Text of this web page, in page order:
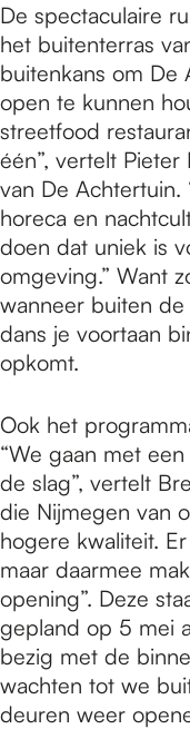
De spectaculaire
het buitenterras
buitenkans om De
open te kunnen
streetfood
één”, vertelt
van De
horeca en
doen dat uniek is
omgeving.” Want
wanneer buiten
dans je voortaan
opkomt.
Ook het
“We gaan met
de slag”, vertelt
die Nijmegen van
hogere kwaliteit.
maar daarmee
opening”. Deze
gepland op 5 mei
bezig met de
wachten tot we
deuren weer